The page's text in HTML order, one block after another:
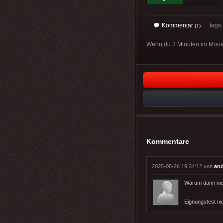
Kommentar (1)
Wenn du 3 Minuten im
Kommentare
2025-08-26 19:34:12 von
Warum dann
Eignungstest